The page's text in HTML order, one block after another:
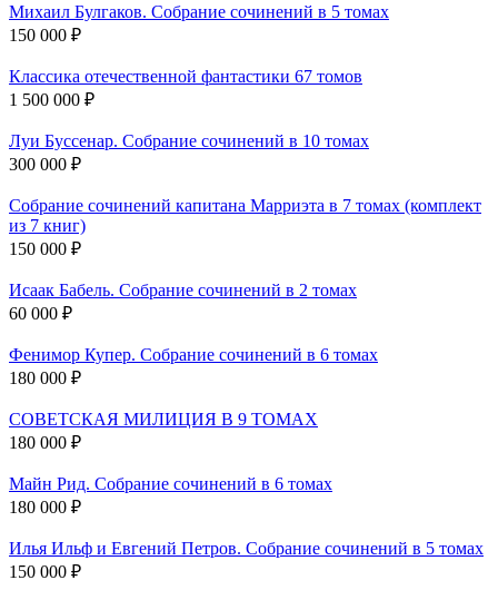
Михаил Булгаков. Собрание сочинений в 5 томах
150 000 ₽
Классика отечественной фантастики 67 томов
1 500 000 ₽
Луи Буссенар. Собрание сочинений в 10 томах
300 000 ₽
Собрание сочинений капитана Марриэта в 7 томах (комплект
из 7 книг)
150 000 ₽
Исаак Бабель. Собрание сочинений в 2 томах
60 000 ₽
Фенимор Купер. Собрание сочинений в 6 томах
180 000 ₽
СОВЕТСКАЯ МИЛИЦИЯ В 9 ТОМАХ
180 000 ₽
Майн Рид. Собрание сочинений в 6 томах
180 000 ₽
Илья Ильф и Евгений Петров. Собрание сочинений в 5 томах
150 000 ₽